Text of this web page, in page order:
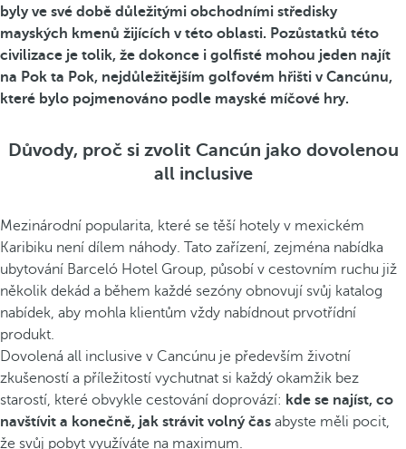
byly ve své době důležitými obchodními středisky
mayských kmenů žijících v této oblasti. Pozůstatků této
civilizace je tolik, že dokonce i golfisté mohou jeden najít
na Pok ta Pok, nejdůležitějším golfovém hřišti v Cancúnu,
které bylo pojmenováno podle mayské míčové hry.
Důvody, proč si zvolit Cancún jako dovolenou
all inclusive
Mezinárodní popularita, které se těší hotely v mexickém
Karibiku není dílem náhody. Tato zařízení, zejména nabídka
ubytování Barceló Hotel Group, působí v cestovním ruchu již
několik dekád a během každé sezóny obnovují svůj katalog
nabídek, aby mohla klientům vždy nabídnout prvotřídní
produkt.
Dovolená all inclusive v Cancúnu je především životní
zkušeností a příležitostí vychutnat si každý okamžik bez
starostí, které obvykle cestování doprovází: kde se najíst, co
navštívit a konečně, jak strávit volný čas abyste měli pocit,
že svůj pobyt využíváte na maximum.